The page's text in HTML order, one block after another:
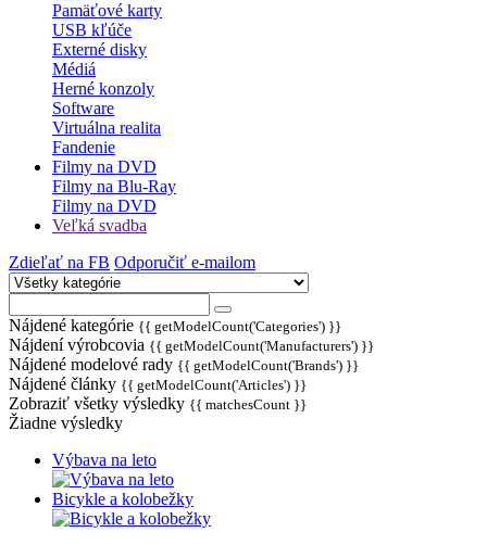
Pamäťové karty
USB kľúče
Externé disky
Médiá
Herné konzoly
Software
Virtuálna realita
Fandenie
Filmy na DVD
Filmy na Blu-Ray
Filmy na DVD
Veľká svadba
Zdieľať na FB Odporučiť e-mailom
Nájdené kategórie {{ getModelCount('Categories') }}
Nájdení výrobcovia {{ getModelCount('Manufacturers') }}
Nájdené modelové rady {{ getModelCount('Brands') }}
Nájdené články {{ getModelCount('Articles') }}
Zobraziť všetky výsledky {{ matchesCount }}
Žiadne výsledky
Výbava na leto
Bicykle a kolobežky